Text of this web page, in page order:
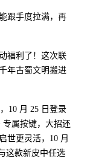
跟手度拉满，再
福利了！这次联
年古蜀文明搬进
10 月 25 日登录
专属按键，大招还
世更灵活，10 月
这款新皮中任选